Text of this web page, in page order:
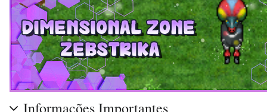
Informações Importantes